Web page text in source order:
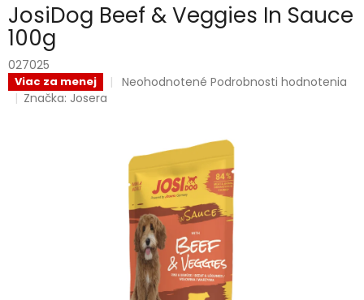
JosiDog Beef & Veggies In Sauce
100g
027025
Viac za menej
Priemerné
hviezdičiek.
Neohodnotené Podrobnosti hodnotenia
Značka: Josera